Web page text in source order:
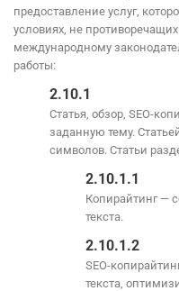
предоставление услуг,
условиях, не
международному
работы:
2.10.1
Статья, обзор, SEO-
заданную тему.
символов. Статьи
2.10.1.1
Копирайтинг —
текста.
2.10.1.2
SEO-
текста,